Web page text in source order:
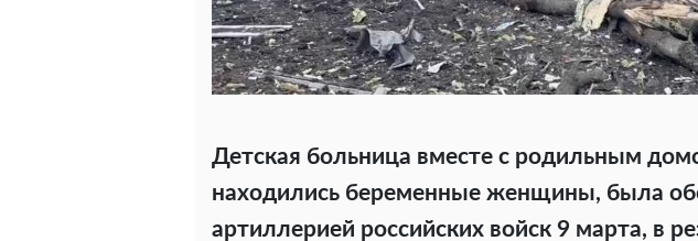
Детская больница вместе с родильным
находились беременные женщины, была
артиллерией российских войск 9 марта, в